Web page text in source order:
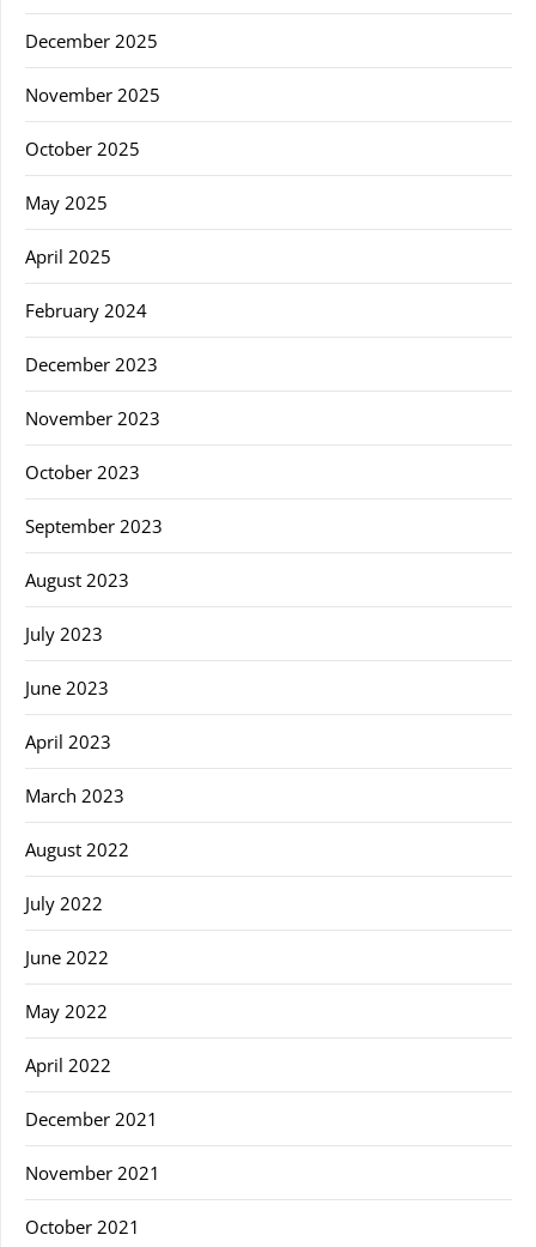
December 2025
November 2025
October 2025
May 2025
April 2025
February 2024
December 2023
November 2023
October 2023
September 2023
August 2023
July 2023
June 2023
April 2023
March 2023
August 2022
July 2022
June 2022
May 2022
April 2022
December 2021
November 2021
October 2021